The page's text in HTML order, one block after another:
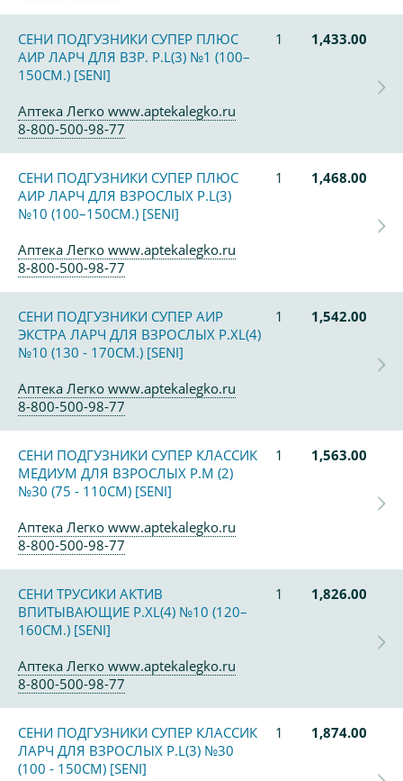
СЕНИ ПОДГУЗНИКИ СУПЕР ПЛЮС
АИР ЛАРЧ ДЛЯ ВЗР. Р.L(3) №1 (100–
150СМ.) [SENI]
1 1,433.00
Аптека Легко www.aptekalegko.ru
8-800-500-98-77
СЕНИ ПОДГУЗНИКИ СУПЕР ПЛЮС
АИР ЛАРЧ ДЛЯ ВЗРОСЛЫХ Р.L(3)
№10 (100–150СМ.) [SENI]
1 1,468.00
Аптека Легко www.aptekalegko.ru
8-800-500-98-77
СЕНИ ПОДГУЗНИКИ СУПЕР АИР
ЭКСТРА ЛАРЧ ДЛЯ ВЗРОСЛЫХ Р.ХL(4)
№10 (130 - 170СМ.) [SENI]
1 1,542.00
Аптека Легко www.aptekalegko.ru
8-800-500-98-77
СЕНИ ПОДГУЗНИКИ СУПЕР КЛАССИК
МЕДИУМ ДЛЯ ВЗРОСЛЫХ Р.M (2)
№30 (75 - 110СМ) [SENI]
1 1,563.00
Аптека Легко www.aptekalegko.ru
8-800-500-98-77
СЕНИ ТРУСИКИ АКТИВ
ВПИТЫВАЮЩИЕ Р.XL(4) №10 (120–
160СМ.) [SENI]
1 1,826.00
Аптека Легко www.aptekalegko.ru
8-800-500-98-77
СЕНИ ПОДГУЗНИКИ СУПЕР КЛАССИК
ЛАРЧ ДЛЯ ВЗРОСЛЫХ Р.L(3) №30
(100 - 150СМ) [SENI]
1 1,874.00